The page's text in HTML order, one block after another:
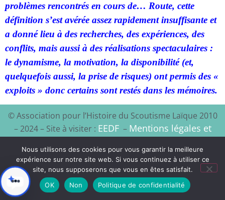
problèmes rencontrés en cours de… Route, cette
définition s’est avérée assez rapidement insuffisante et
a donné lieu à des recherches, des expériences, des
conflits, mais aussi à des réalisations spectaculaires :
le dynamisme, la motivation, la disponibilité (et,
quelquefois aussi, la prise de risques) ont permis des «
exploits » donc certains sont restés dans les mémoires.
© Association pour l’Histoire du Scoutisme Laïque 2010
– 2024 – Site à visiter : EEDF– Mentions légales et
Création du site :Xyloon
Nous utilisons des cookies pour vous garantir la meilleure
expérience sur notre site web. Si vous continuez à utiliser ce
site, nous supposerons que vous en êtes satisfait.
OK
Non Politique de confidentialité